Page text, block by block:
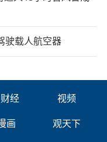
驶载人航空器
经 视频
画 观天下